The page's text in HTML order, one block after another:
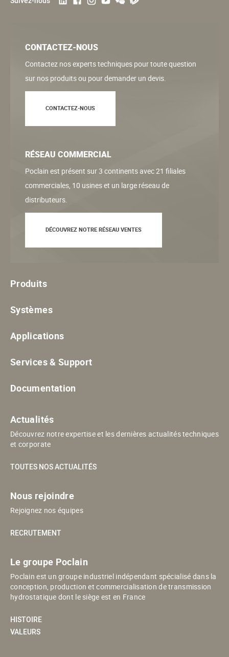
CONTACTEZ-NOUS
Contactez nos experts techniques pour toute question
sur nos produits ou pour demander un devis.
CONTACTEZ-NOUS
RÉSEAU COMMERCIAL
Poclain est présent sur 3 continents avec 21 filiales
commerciales, 10 usines et un large réseau de
distributeurs.
DÉCOUVREZ NOTRE RÉSEAU VENTES
Produits
Systèmes
Applications
Services & Support
Documentation
Actualités
Découvrez notre expertise et les dernières actualités techniques
et corporate
TOUTES NOS ACTUALITÉS
Nous rejoindre
Rejoignez nos équipes
RECRUTEMENT
Le groupe Poclain
Poclain est un groupe industriel indépendant spécialisé dans la
conception, production et commercialisation de transmission
hydrostatique dont le siège est en France
HISTOIRE
VALEURS